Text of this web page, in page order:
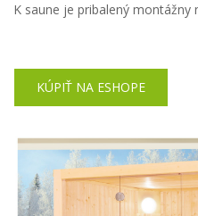
K saune je pribalený
KÚPIŤ NA ESHOPE